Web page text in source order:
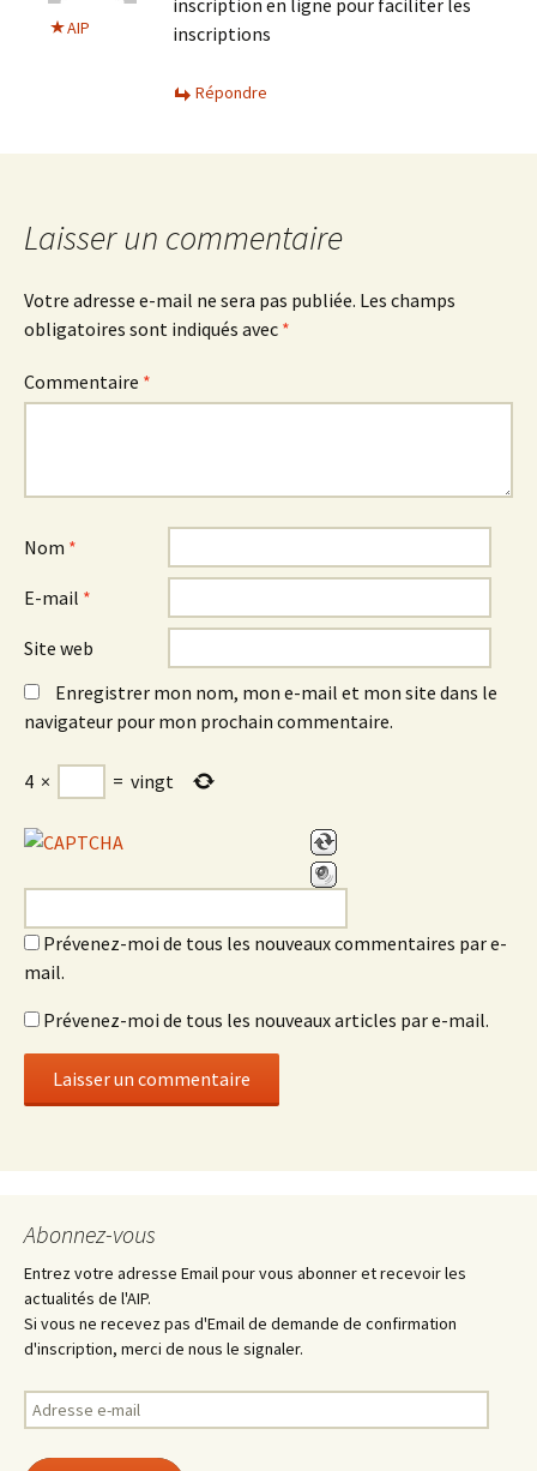
AIP
inscriptions
Répondre
Laisser un commentaire
Votre adresse e-mail ne sera pas publiée. Les champs
obligatoires sont indiqués avec *
Commentaire *
Nom *
E-mail *
Site web
Enregistrer mon nom, mon e-mail et mon site dans le
navigateur pour mon prochain commentaire.
4 × = vingt
Prévenez-moi de tous les nouveaux commentaires par e-
mail.
Prévenez-moi de tous les nouveaux articles par e-mail.
Abonnez-vous
Entrez votre adresse Email pour vous abonner et recevoir les
actualités de l'AIP.
Si vous ne recevez pas d'Email de demande de confirmation
d'inscription, merci de nous le signaler.
Adresse
e-